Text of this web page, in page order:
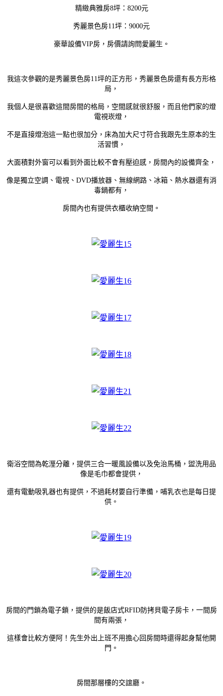
精緻典雅房8坪：8200元
秀麗景色房11坪：9000元
豪華設備VIP房，房價請詢問愛麗生。
我這次參觀的是秀麗景色房11坪的正方形，秀麗景色房還有長方形格
局，
我個人是很喜歡這間房間的格局，空間感就很舒服，而且他們家的燈
電視崁燈，
不是直接燈泡這一點也很加分，床為加大尺寸符合我跟先生原本的生
活習慣，
大面積對外窗可以看到外面比較不會有壓迫感，房間內的設備齊全，
像是獨立空調、電視、DVD播放器、無線網路、冰箱、熱水器還有消
毒鍋都有，
房間內也有提供衣櫃收納空間。
衛浴空間為乾溼分離，提供三合一暖風設備以及免治馬桶，盥洗用品
像是毛巾都會提供，
還有電動吸乳器也有提供，不過耗材要自行準備，哺乳衣也是每日提
供。
房間的門鎖為電子鎖，提供的是飯店式RFID防拷貝電子房卡，一間房
間有兩張，
這樣會比較方便阿！先生外出上班不用擔心回房間時還得起身幫他開
門。
房間那層樓的交誼廳。